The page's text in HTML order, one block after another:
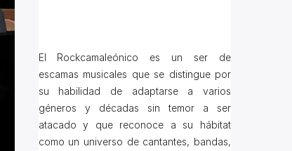
El Rockcamaleónico es un ser de
escamas musicales que se distingue por
su habilidad de adaptarse a varios
géneros y décadas sin temor a ser
atacado y que reconoce a su hábitat
como un universo de cantantes, bandas,